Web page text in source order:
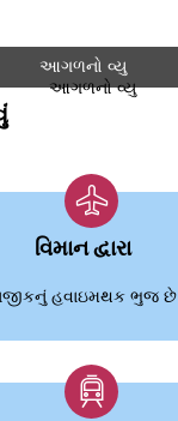
આગળનો વ્યુ
વિમાન દ્વારા
હવાઇમથક ભુજ છે